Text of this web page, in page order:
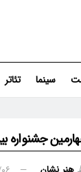
سینما تئاتر
جشنواره